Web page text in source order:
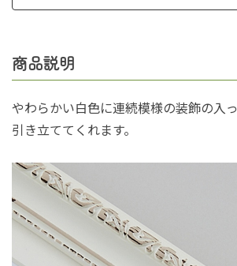
商品説明
やわらかい白色に連続模様の装飾の入
引き立ててくれます。